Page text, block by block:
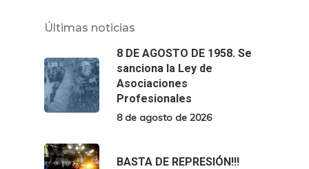
Últimas noticias
8 DE AGOSTO DE 1958. Se
sanciona la Ley de
Asociaciones
Profesionales
8 de agosto de 2026
BASTA DE REPRESIÓN!!!